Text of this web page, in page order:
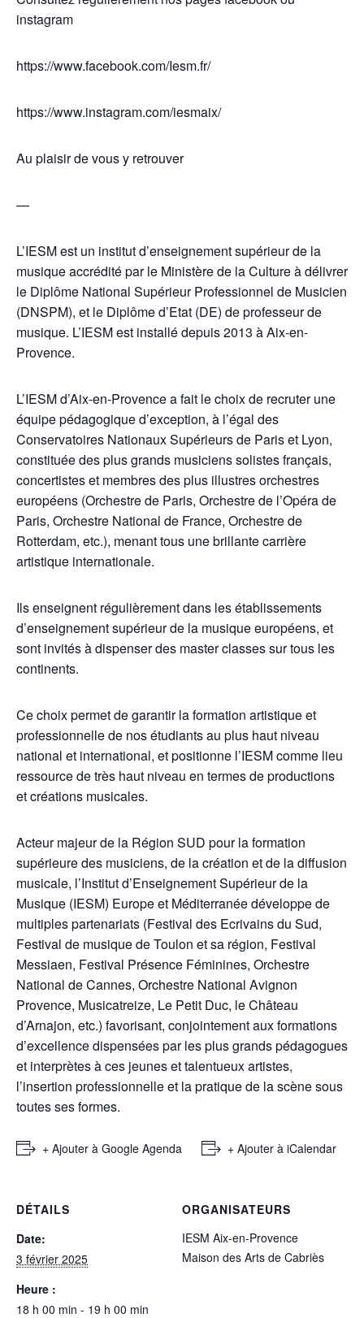
instagram
https://www.facebook.com/Iesm.fr/
https://www.instagram.com/iesmaix/
Au plaisir de vous y retrouver
—
L’IESM est un institut d’enseignement supérieur de la
musique accrédité par le Ministère de la Culture à délivrer
le Diplôme National Supérieur Professionnel de Musicien
(DNSPM), et le Diplôme d’Etat (DE) de professeur de
musique. L’IESM est installé depuis 2013 à Aix-en-
Provence.
L’IESM d’Aix-en-Provence a fait le choix de recruter une
équipe pédagogique d’exception, à l’égal des
Conservatoires Nationaux Supérieurs de Paris et Lyon,
constituée des plus grands musiciens solistes français,
concertistes et membres des plus illustres orchestres
européens (Orchestre de Paris, Orchestre de l’Opéra de
Paris, Orchestre National de France, Orchestre de
Rotterdam, etc.), menant tous une brillante carrière
artistique internationale.
Ils enseignent régulièrement dans les établissements
d’enseignement supérieur de la musique européens, et
sont invités à dispenser des master classes sur tous les
continents.
Ce choix permet de garantir la formation artistique et
professionnelle de nos étudiants au plus haut niveau
national et international, et positionne l’IESM comme lieu
ressource de très haut niveau en termes de productions
et créations musicales.
Acteur majeur de la Région SUD pour la formation
supérieure des musiciens, de la création et de la diffusion
musicale, l’Institut d’Enseignement Supérieur de la
Musique (IESM) Europe et Méditerranée développe de
multiples partenariats (Festival des Ecrivains du Sud,
Festival de musique de Toulon et sa région, Festival
Messiaen, Festival Présence Féminines, Orchestre
National de Cannes, Orchestre National Avignon
Provence, Musicatreize, Le Petit Duc, le Château
d’Arnajon, etc.) favorisant, conjointement aux formations
d’excellence dispensées par les plus grands pédagogues
et interprètes à ces jeunes et talentueux artistes,
l’insertion professionnelle et la pratique de la scène sous
toutes ses formes.
+ Ajouter à Google Agenda + Ajouter à iCalendar
DÉTAILS
Date:
3 février 2025
Heure :
18 h 00 min - 19 h 00 min
ORGANISATEURS
IESM Aix-en-Provence
Maison des Arts de Cabriès